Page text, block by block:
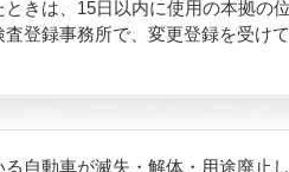
ときは、15日以内に使用の本拠の
査登録事務所で、変更登録を受け
る自動車が滅失・解体・用途廃止